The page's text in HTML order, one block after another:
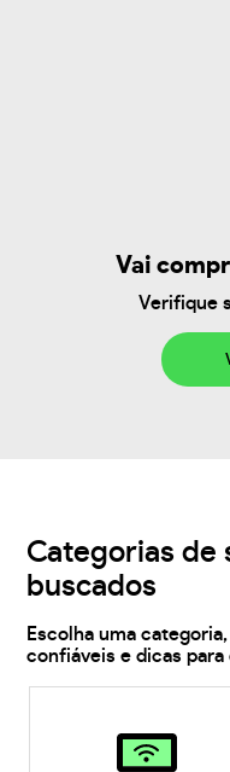
Vai
Verifique
Categorias de
buscados
Escolha uma
confiáveis e dicas